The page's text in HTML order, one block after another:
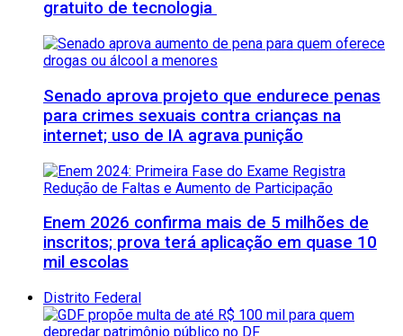
gratuito de tecnologia
Senado aprova projeto que endurece penas
para crimes sexuais contra crianças na
internet; uso de IA agrava punição
Enem 2026 confirma mais de 5 milhões de
inscritos; prova terá aplicação em quase 10
mil escolas
Distrito Federal